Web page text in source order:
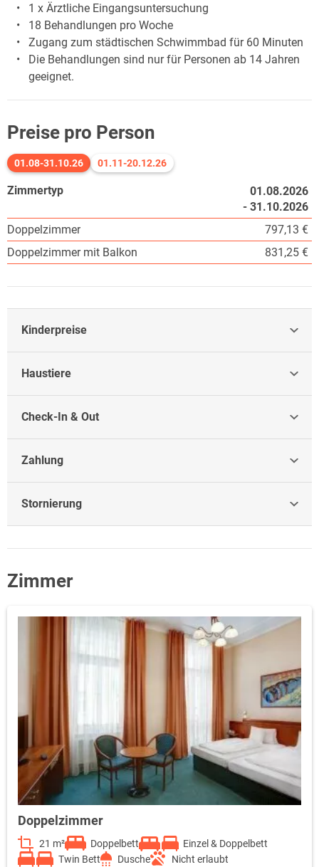
1 x Ärztliche Eingangsuntersuchung
18 Behandlungen pro Woche
Zugang zum städtischen Schwimmbad für 60 Minuten
Die Behandlungen sind nur für Personen ab 14 Jahren
geeignet.
Preise pro Person
01.08-31.10.26 01.11-20.12.26
Zimmertyp
Doppelzimmer
Doppelzimmer mit Balkon
01.08.2026
- 31.10.2026
797,13 €
831,25 €
Kinderpreise
Haustiere
Check-In & Out
Zahlung
Stornierung
Zimmer
Doppelzimmer
21 m² Doppelbett
Einzel & Doppelbett
Twin Bett
Dusche Nicht erlaubt